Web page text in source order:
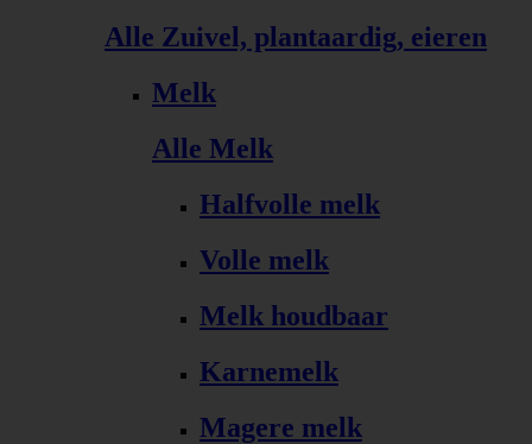
Alle Zuivel, plantaardig, eieren
Melk
Alle Melk
Halfvolle melk
Volle melk
Melk houdbaar
Karnemelk
Magere melk